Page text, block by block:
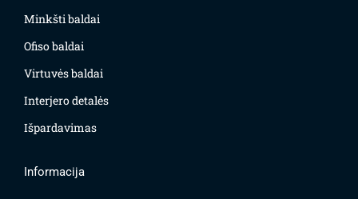
Minkšti baldai
Ofiso baldai
Virtuvės baldai
Interjero detalės
Išpardavimas
Informacija